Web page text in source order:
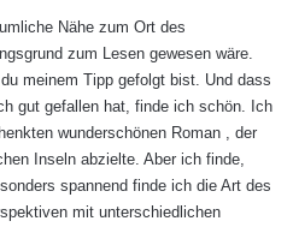
Nähe zum Ort des
zum Lesen gewesen wäre.
meinem Tipp gefolgt bist. Und dass
gut gefallen hat, finde ich schön. Ich
wunderschönen Roman , der
Inseln abzielte. Aber ich finde,
spannend finde ich die Art des
mit unterschiedlichen